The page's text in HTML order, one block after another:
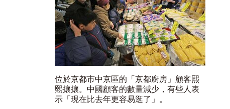
位於京都市中京區的「京都廚房」顧客熙
熙攘攘。中國顧客的數量減少，有些人表
示「現在比去年更容易逛了」。